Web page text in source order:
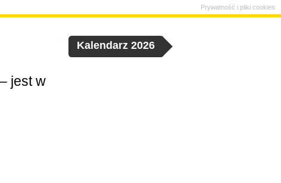
jest w
Kalendarz 2026
Prywatność i pliki cookies